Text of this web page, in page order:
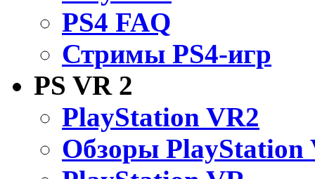
PS4 FAQ
Стримы PS4-игр
PS VR 2
PlayStation VR2
Обзоры PlayStation